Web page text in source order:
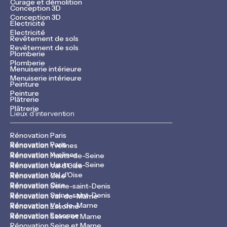
Conception 3D
Conception 3D
Electricité
Electricité
Revêtement de sols
Revêtement de sols
Plomberie
Plomberie
Menuiserie intérieure
Menuiserie intérieure
Peinture
Peinture
Plâtrerie
Plâtrerie
Lieux d'intervention
Rénovation Paris
Rénovation Paris
Rénovation Yvelines
Rénovation Yvelines
Rénovation Hauts-de-Seine
Rénovation Hauts-de-Seine
Rénovation Val d'Oise
Rénovation Val d'Oise
Rénovation Oise
Rénovation Oise
Rénovation Seine-saint-Denis
Rénovation Seine-saint-Denis
Rénovation Val-de-Marne
Rénovation Val-de-Marne
Rénovation Essonne
Rénovation Essonne
Rénovation Seine et Marne